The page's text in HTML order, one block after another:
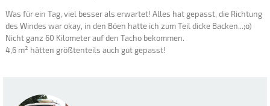
Was für ein Tag, viel besser als erwartet! Alles hat gepasst, die Richtung
des Windes war okay, in den Böen hatte ich zum Teil dicke Backen...;o)
Nicht ganz 60 Kilometer auf den Tacho bekommen.
4,6 m² hätten größtenteils auch gut gepasst!